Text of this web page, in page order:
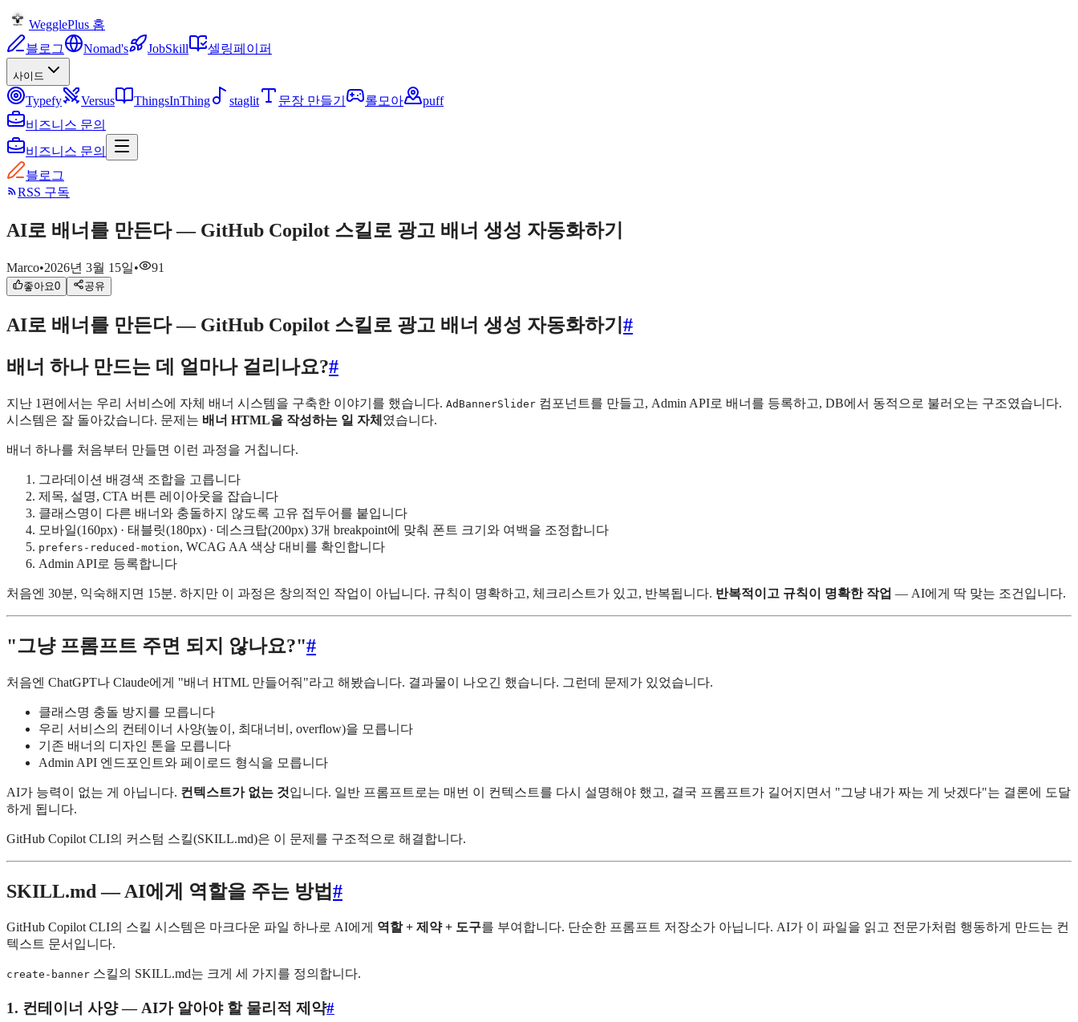
WegglePlus 홈
블로그
Nomad's JobSkill 셀링페이퍼
사이드
Typefy Versus ThingsInThing staglit 문장 만들기 롤모아
puff
비즈니스 문의
비즈니스 문의
블로그
RSS 구독
AI로 배너를 만든다 — GitHub Copilot 스킬로 광고 배너 생성 자동화하기
Marco•2026년 3월 15일• 91
좋아요0 공유
AI로 배너를 만든다 — GitHub Copilot 스킬로 광고 배너 생성 자동화하기 #
배너 하나 만드는 데 얼마나 걸리나요?#
지난 1편에서는 우리 서비스에 자체 배너 시스템을 구축한 이야기를 했습니다. AdBannerSlider 컴포넌트를 만들고, Admin API로 배너를 등록하고, DB에서 동적으로 불러오는 구조였습니다.
시스템은 잘 돌아갔습니다. 문제는 배너 HTML을 작성하는 일 자체 였습니다.
배너 하나를 처음부터 만들면 이런 과정을 거칩니다.
그라데이션 배경색 조합을 고릅니다
제목, 설명, CTA 버튼 레이아웃을 잡습니다
클래스명이 다른 배너와 충돌하지 않도록 고유 접두어를 붙입니다
모바일(160px) · 태블릿(180px) · 데스크탑(200px) 3개 breakpoint에 맞춰 폰트 크기와 여백을 조정합니다
prefers-reduced-motion, WCAG AA 색상 대비를 확인합니다
Admin API로 등록합니다
처음엔 30분, 익숙해지면 15분. 하지만 이 과정은 창의적인 작업이 아닙니다. 규칙이 명확하고, 체크리스트가 있고, 반복됩니다. 반복적이고 규칙이 명확한 작업 — AI에게 딱 맞는 조건입니다.
"그냥 프롬프트 주면 되지 않나요?"#
처음엔 ChatGPT나 Claude에게 "배너 HTML 만들어줘"라고 해봤습니다. 결과물이 나오긴 했습니다. 그런데 문제가 있었습니다.
클래스명 충돌 방지를 모릅니다
우리 서비스의 컨테이너 사양(높이, 최대너비, overflow)을 모릅니다
기존 배너의 디자인 톤을 모릅니다
Admin API 엔드포인트와 페이로드 형식을 모릅니다
AI가 능력이 없는 게 아닙니다. 컨텍스트가 없는 것입니다. 일반 프롬프트로는 매번 이 컨텍스트를 다시 설명해야 했고, 결국 프롬프트가 길어지면서 "그냥 내가 짜는 게 낫겠다"는 결론에 도달
하게 됩니다.
GitHub Copilot CLI의 커스텀 스킬(SKILL.md)은 이 문제를 구조적으로 해결합니다.
SKILL.md — AI에게 역할을 주는 방법#
GitHub Copilot CLI의 스킬 시스템은 마크다운 파일 하나로 AI에게 역할 + 제약 + 도구를 부여합니다. 단순한 프롬프트 저장소가 아닙니다. AI가 이 파일을 읽고 전문가처럼 행동하게 만드는 컨
텍스트 문서입니다.
create-banner 스킬의 SKILL.md는 크게 세 가지를 정의합니다.
1. 컨테이너 사양 — AI가 알아야 할 물리적 제약#